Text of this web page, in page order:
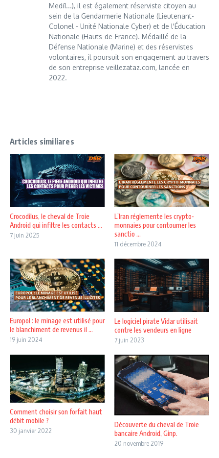
Medi1...), il est également réserviste citoyen au
sein de la Gendarmerie Nationale (Lieutenant-
Colonel - Unité Nationale Cyber) et de l'Éducation
Nationale (Hauts-de-France). Médaillé de la
Défense Nationale (Marine) et des réservistes
volontaires, il poursuit son engagement au travers
de son entreprise veillezataz.com, lancée en
2022.
Articles similiares
Crocodilus, le cheval de Troie
Android qui infiltre les contacts ...
7 juin 2025
L’Iran réglemente les crypto-
monnaies pour contourner les
sanctio ...
11 décembre 2024
Europol : le minage est utilisé pour
le blanchiment de revenus il ...
19 juin 2024
Le logiciel pirate Vidar utilisait
contre les vendeurs en ligne
7 juin 2023
Comment choisir son forfait haut
débit mobile ?
30 janvier 2022
Découverte du cheval de Troie
bancaire Android, Ginp.
20 novembre 2019